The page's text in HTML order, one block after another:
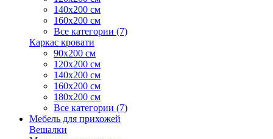
140х200 см
160х200 см
Все категории (7)
Каркас кровати
90х200 см
120х200 см
140х200 см
160х200 см
180х200 см
Все категории (7)
Мебель для прихожей
Вешалки